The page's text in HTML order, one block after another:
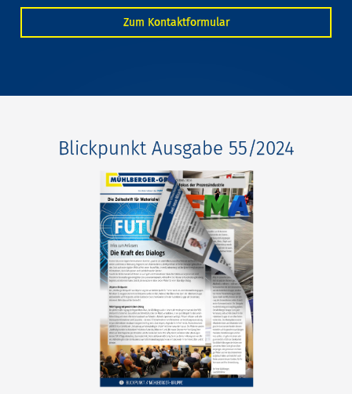
Zum Kontaktformular
Blickpunkt Ausgabe 55/2024